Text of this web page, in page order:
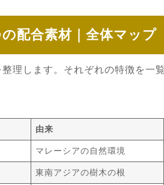
配合素材｜全体マップ
理します。それぞれの特徴を一
由来
マレーシアの自然環境
東南アジアの樹木の根